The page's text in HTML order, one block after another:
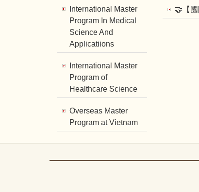
International Master
Program In Medical
Science And
Applicatiions
International Master
Program of
Healthcare Science
Overseas Master
Program at Vietnam
🤝【